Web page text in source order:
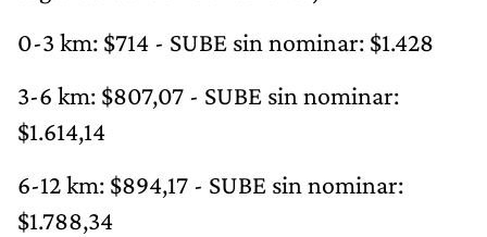
0-3 km: $714 - SUBE sin nominar: $1.428
3-6 km: $807,07 - SUBE sin nominar:
$1.614,14
6-12 km: $894,17 - SUBE sin nominar:
$1.788,34